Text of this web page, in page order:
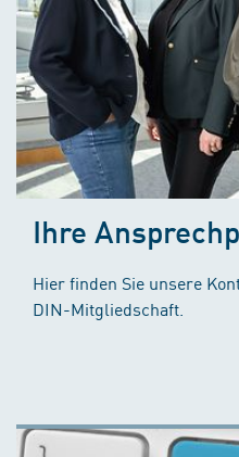
Ihre
Hier finden Sie unsere
DIN-Mitgliedschaft.